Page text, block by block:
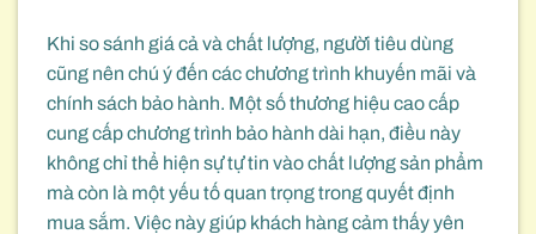
Khi so sánh giá cả và chất lượng, người tiêu dùng
cũng nên chú ý đến các chương trình khuyến mãi và
chính sách bảo hành. Một số thương hiệu cao cấp
cung cấp chương trình bảo hành dài hạn, điều này
không chỉ thể hiện sự tự tin vào chất lượng sản phẩm
mà còn là một yếu tố quan trọng trong quyết định
mua sắm. Việc này giúp khách hàng cảm thấy yên